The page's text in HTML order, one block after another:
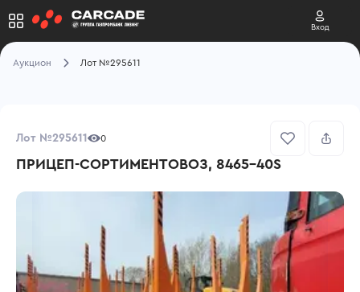
Вход
Аукцион Лот №295611
Лот №295611 0
ПРИЦЕП-СОРТИМЕНТОВОЗ, 8465-40S